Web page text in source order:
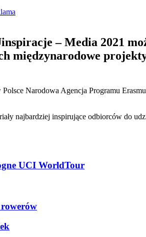
– Media 2021
międzynarodowe
Narodowa Agencja Programu
najbardziej inspirujące odbiorców do
UCI WorldTour